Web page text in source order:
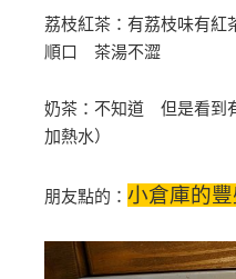
荔枝紅茶：有荔枝味有紅
順口 茶湯不澀
奶茶：不知道 但是看到
加熱水）
朋友點的： 小倉庫的豐